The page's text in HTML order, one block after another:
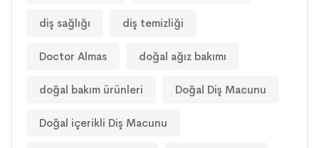
diş sağlığı diş temizliği
Doctor Almas doğal ağız bakımı
doğal bakım ürünleri Doğal Diş Macunu
Doğal içerikli Diş Macunu